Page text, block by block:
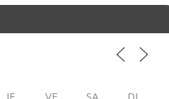
JE VE SA DI